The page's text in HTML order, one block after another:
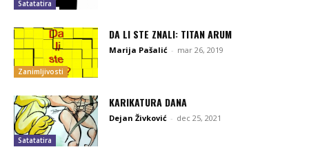
Satatatira
Zanimljivosti
DA LI STE ZNALI: TITAN ARUM
Marija Pašalić - mar 26, 2019
Satatatira
KARIKATURA DANA
Dejan Živković - dec 25, 2021